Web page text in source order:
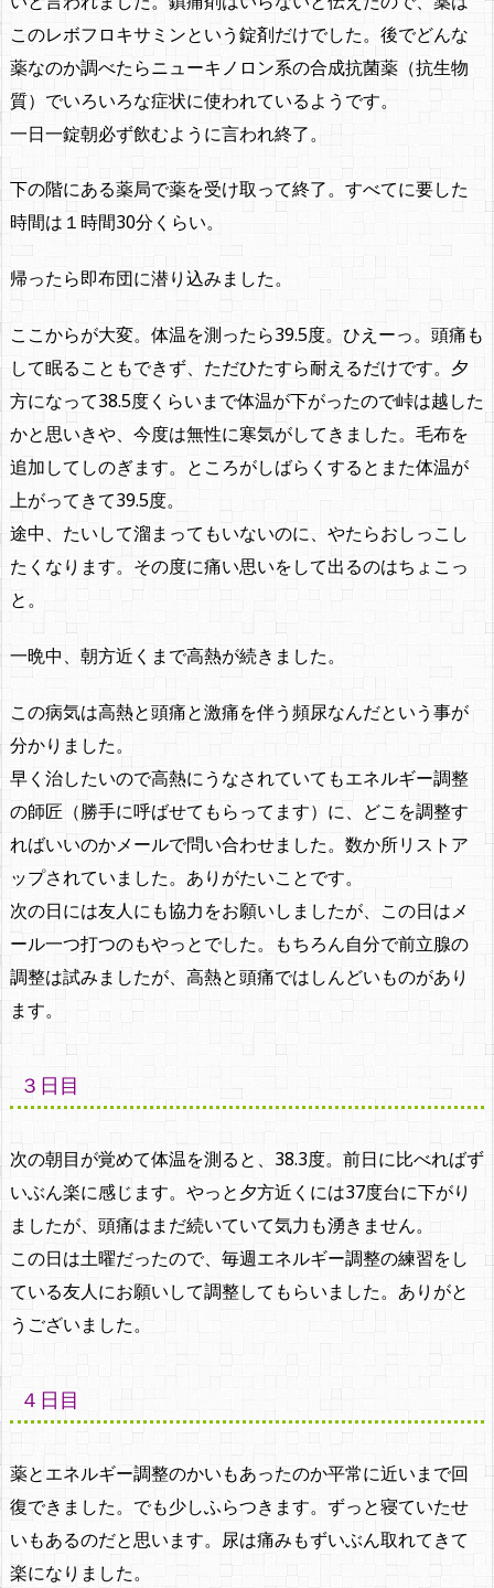
このレボフロキサミンという錠剤だけでした。後でどんな
薬なのか調べたらニューキノロン系の合成抗菌薬（抗生物
質）でいろいろな症状に使われているようです。
一日一錠朝必ず飲むように言われ終了。
下の階にある薬局で薬を受け取って終了。すべてに要した
時間は１時間30分くらい。
帰ったら即布団に潜り込みました。
ここからが大変。体温を測ったら39.5度。ひえーっ。頭痛も
して眠ることもできず、ただひたすら耐えるだけです。夕
方になって38.5度くらいまで体温が下がったので峠は越した
かと思いきや、今度は無性に寒気がしてきました。毛布を
追加してしのぎます。ところがしばらくするとまた体温が
上がってきて39.5度。
途中、たいして溜まってもいないのに、やたらおしっこし
たくなります。その度に痛い思いをして出るのはちょこっ
と。
一晩中、朝方近くまで高熱が続きました。
この病気は高熱と頭痛と激痛を伴う頻尿なんだという事が
分かりました。
早く治したいので高熱にうなされていてもエネルギー調整
の師匠（勝手に呼ばせてもらってます）に、どこを調整す
ればいいのかメールで問い合わせました。数か所リストア
ップされていました。ありがたいことです。
次の日には友人にも協力をお願いしましたが、この日はメ
ール一つ打つのもやっとでした。もちろん自分で前立腺の
調整は試みましたが、高熱と頭痛ではしんどいものがあり
ます。
３日目
次の朝目が覚めて体温を測ると、38.3度。前日に比べればず
いぶん楽に感じます。やっと夕方近くには37度台に下がり
ましたが、頭痛はまだ続いていて気力も湧きません。
この日は土曜だったので、毎週エネルギー調整の練習をし
ている友人にお願いして調整してもらいました。ありがと
うございました。
４日目
薬とエネルギー調整のかいもあったのか平常に近いまで回
復できました。でも少しふらつきます。ずっと寝ていたせ
いもあるのだと思います。尿は痛みもずいぶん取れてきて
楽になりました。